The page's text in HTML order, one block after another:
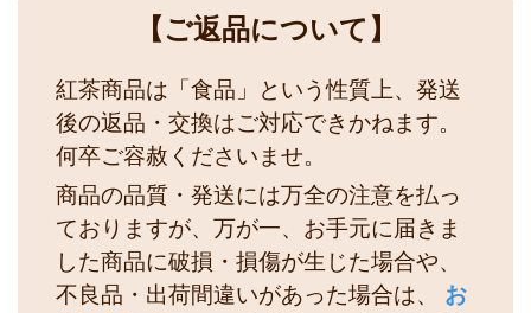
【ご返品について】
紅茶商品は「食品」という性質上、発送
後の返品・交換はご対応できかねます。
何卒ご容赦くださいませ。
商品の品質・発送には万全の注意を払っ
ておりますが、万が一、お手元に届きま
した商品に破損・損傷が生じた場合や、
不良品・出荷間違いがあった場合は、
お